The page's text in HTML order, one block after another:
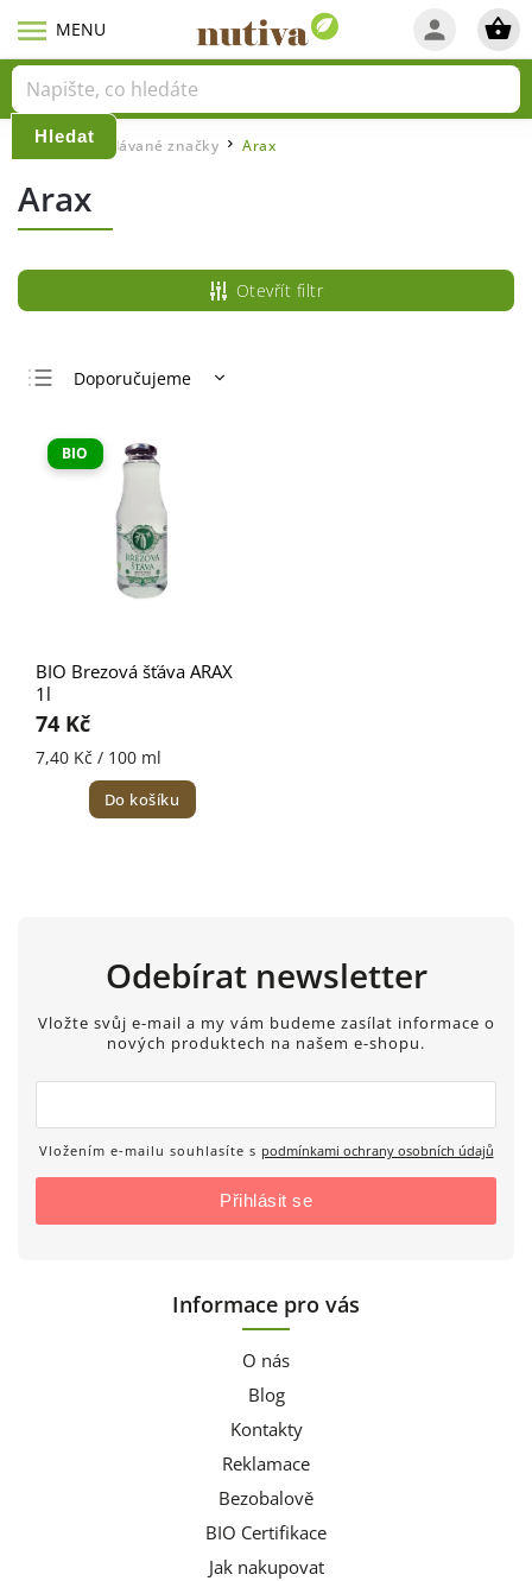
Hledat
Domů / Prodávané značky / Arax
Arax
Otevřít filtr
Doporučujeme
Nejdražší
Nejprodávanější
Abecedně
BIO
BIO Brezová šťáva ARAX
1l
74 Kč
7,40 Kč / 100 ml
Do košíku
Odebírat newsletter
Vložte svůj e-mail a my vám budeme zasílat informace o
nových produktech na našem e-shopu.
Vložením e-mailu souhlasíte s podmínkami ochrany osobních údajů
Přihlásit se
Informace pro vás
O nás
Blog
Kontakty
Reklamace
Bezobalově
BIO Certifikace
Jak nakupovat